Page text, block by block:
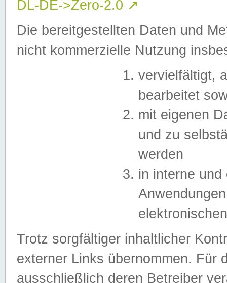
DL-DE->Zero-2.0 ↗
Die bereitgestellten Daten und
nicht kommerzielle Nutzung
vervielfältigt,
bearbeitet
mit eigenen
und zu
werden
in interne
Trotz sorgfältiger inhaltlicher
externer Links übernommen. Für
ausschließlich deren Betreiber